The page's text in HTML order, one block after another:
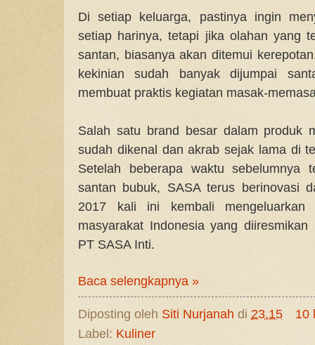
Di setiap keluarga, pastinya ingin
setiap harinya, tetapi jika olahan yang
santan, biasanya akan ditemui
kekinian sudah banyak dijumpai
membuat praktis kegiatan masak-
Salah satu brand besar dalam produk
sudah dikenal dan akrab sejak lama di
Setelah beberapa waktu sebelumnya
santan bubuk, SASA terus berinovasi
2017 kali ini kembali
masyarakat Indonesia yang
PT SASA Inti.
Baca selengkapnya »
Diposting oleh Siti Nurjanah di 23.15
10
Label: Kuliner